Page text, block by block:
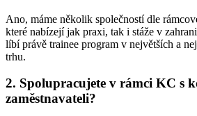
Ano, máme několik společností dle
které nabízejí jak praxi, tak i stáže v
líbí právě trainee program v největších a
trhu.
2. Spolupracujete v rámci KC s
zaměstnavateli?